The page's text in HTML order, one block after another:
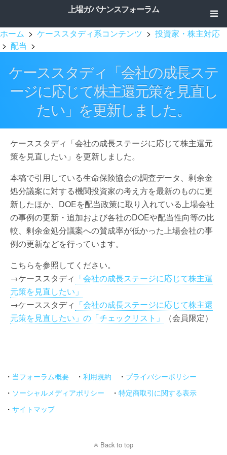
上場ガバナンスフォーラム
ホーム > ケーススタディ系コンテンツ > 投資家・株主対応
> 配当 >
ケーススタディ「会社の成長ステ
ージに応じて株主還元策を見直し
たい」を更新しました。
ケーススタディ「会社の成長ステージに応じて株主還元
策を見直したい」を更新しました。
本稿で引用している生命保険協会の調査データ、剰余金
処分議案に対する機関投資家の考え方を最新のものに更
新したほか、DOEを配当政策に取り入れている上場会社
の事例の更新・追加および各社のDOEや配当性向等の比
較、剰余金処分議案への賛成率が低かった上場会社の事
例の更新などを行っています。
こちらを参照してください。
→ケーススタディ 「会社の成長ステージに応じて株主還
元策を見直したい」
→ケーススタディ 「会社の成長ステージに応じて株主還
元策を見直したい」の「チェックリスト」
（会員限定）
・ 当フォーラム概要 ・ 利用規約 ・ プライバシーポリシー
・ ソーシャルメディアポリシー ・ 特定商取引に関する表示
・ サイトマップ
Back to top